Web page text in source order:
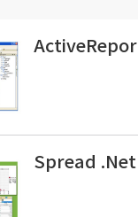
Spread .Net